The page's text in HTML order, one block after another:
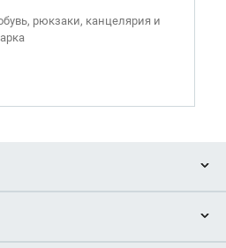
рюкзаки, канцелярия и